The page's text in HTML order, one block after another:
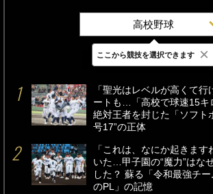
高校野球
最新 24時間 週間
「聖光はレベルが高くて
ートも…「高校で球速15キ
絶対王者を封じた「ソフト
号17”の正体
「これは、なにか起きます
いた…甲子園の“魔力”はな
した？ 蘇る「令和最強チ
のPL」の記憶
ここから競技を選択できます ×